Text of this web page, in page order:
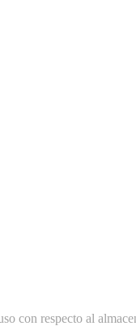
con respecto al